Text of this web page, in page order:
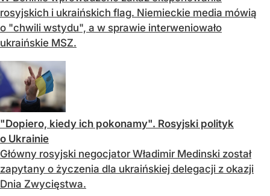
rosyjskich i ukraińskich flag. Niemieckie media mówią
o "chwili wstydu", a w sprawie interweniowało
ukraińskie MSZ.
"Dopiero, kiedy ich pokonamy". Rosyjski polityk
o Ukrainie
Główny rosyjski negocjator Władimir Medinski został
zapytany o życzenia dla ukraińskiej delegacji z okazji
Dnia Zwycięstwa.